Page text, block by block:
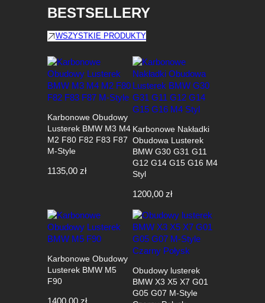
BESTSELLERY
WSZYSTKIE PRODUKTY
Karbonowe Obudowy
Lusterek BMW M3 M4
M2 F80 F82 F83 F87
M-Style
1135,00 zł
Karbonowe Nakładki
Obudowa Lusterek
BMW G30 G31 G11
G12 G14 G15 G16 M4
Styl
1200,00 zł
Karbonowe Obudowy
Lusterek BMW M5
F90
Obudowy lusterek
BMW X3 X5 X7 G01
G05 G07 M-Style